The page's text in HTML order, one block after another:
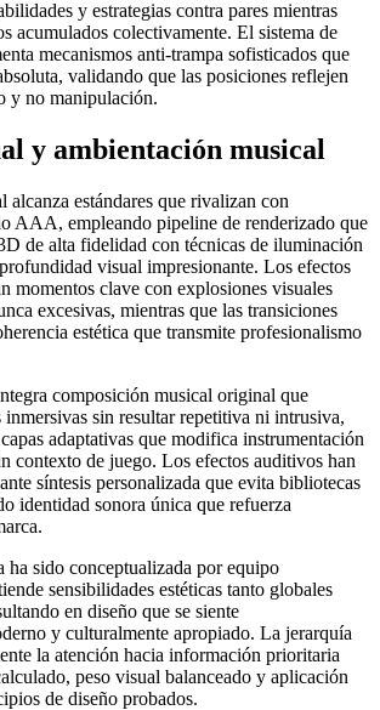
y estrategias contra pares mientras
acumulados colectivamente. El sistema de
mecanismos anti-trampa sofisticados que
validando que las posiciones reflejen
y no manipulación.
y ambientación musical
estándares que rivalizan con
AAA, empleando pipeline de renderizado que
de alta fidelidad con técnicas de iluminación
visual impresionante. Los efectos
momentos clave con explosiones visuales
excesivas, mientras que las transiciones
estética que transmite profesionalismo
composición musical original que
inmersivas sin resultar repetitiva ni intrusiva,
adaptativas que modifica instrumentación
contexto de juego. Los efectos auditivos han
síntesis personalizada que evita bibliotecas
identidad sonora única que refuerza
ha sido conceptualizada por equipo
sensibilidades estéticas tanto globales
en diseño que se siente
y culturalmente apropiado. La jerarquía
la atención hacia información prioritaria
peso visual balanceado y aplicación
de diseño probados.